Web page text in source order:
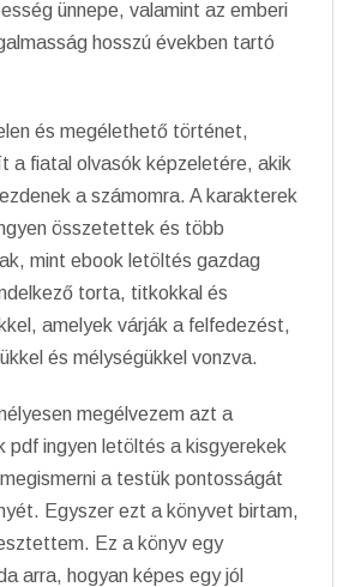
ünnepe, valamint az emberi
hosszú években tartó
és megélethető történet,
a fiatal olvasók képzeletére, akik
a számomra. A karakterek
összetettek és több
mint ebook letöltés gazdag
torta, titkokkal és
amelyek várják a felfedezést,
és mélységükkel vonzva.
megélvezem azt a
pdf ingyen letöltés a kisgyerekek
a testük pontosságát
Egyszer ezt a könyvet birtam,
Ez a könyv egy
arra, hogyan képes egy jól